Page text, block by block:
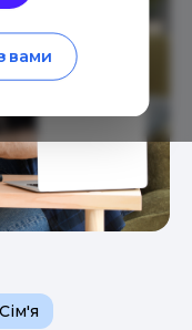
Сім'я
вами